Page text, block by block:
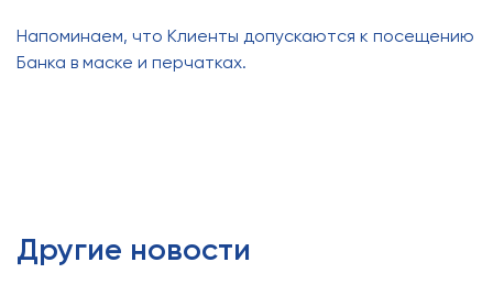
Напоминаем, что Клиенты допускаются к посещению
Банка в маске и перчатках.
Другие новости